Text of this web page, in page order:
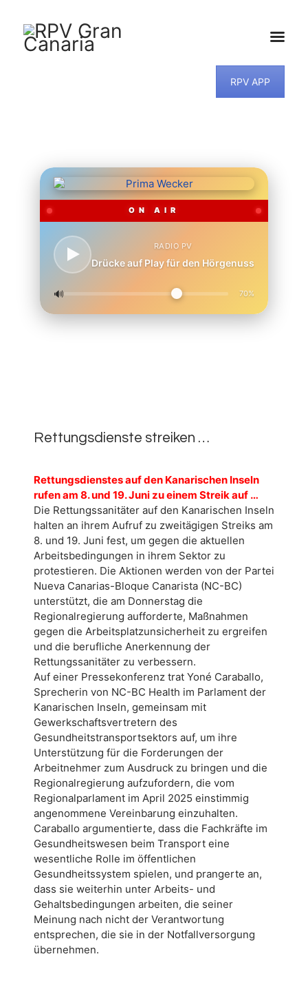
RPV APP
ON AIR
RADIO PV
Drücke auf Play für den Hörgenuss
🔊 70%
MUSIKWUNSCH
Rettungsdienste streiken …
Rettungsdienstes auf den Kanarischen Inseln
rufen am 8. und 19. Juni zu einem Streik auf …
Die Rettungssanitäter auf den Kanarischen Inseln
halten an ihrem Aufruf zu zweitägigen Streiks am
8. und 19. Juni fest, um gegen die aktuellen
Arbeitsbedingungen in ihrem Sektor zu
protestieren. Die Aktionen werden von der Partei
Nueva Canarias-Bloque Canarista (NC-BC)
unterstützt, die am Donnerstag die
Regionalregierung aufforderte, Maßnahmen
gegen die Arbeitsplatzunsicherheit zu ergreifen
und die berufliche Anerkennung der
Rettungssanitäter zu verbessern.
Auf einer Pressekonferenz trat Yoné Caraballo,
Sprecherin von NC-BC Health im Parlament der
Kanarischen Inseln, gemeinsam mit
Gewerkschaftsvertretern des
Gesundheitstransportsektors auf, um ihre
Unterstützung für die Forderungen der
Arbeitnehmer zum Ausdruck zu bringen und die
Regionalregierung aufzufordern, die vom
Regionalparlament im April 2025 einstimmig
angenommene Vereinbarung einzuhalten.
Caraballo argumentierte, dass die Fachkräfte im
Gesundheitswesen beim Transport eine
wesentliche Rolle im öffentlichen
Gesundheitssystem spielen, und prangerte an,
dass sie weiterhin unter Arbeits- und
Gehaltsbedingungen arbeiten, die seiner
Meinung nach nicht der Verantwortung
entsprechen, die sie in der Notfallversorgung
übernehmen.